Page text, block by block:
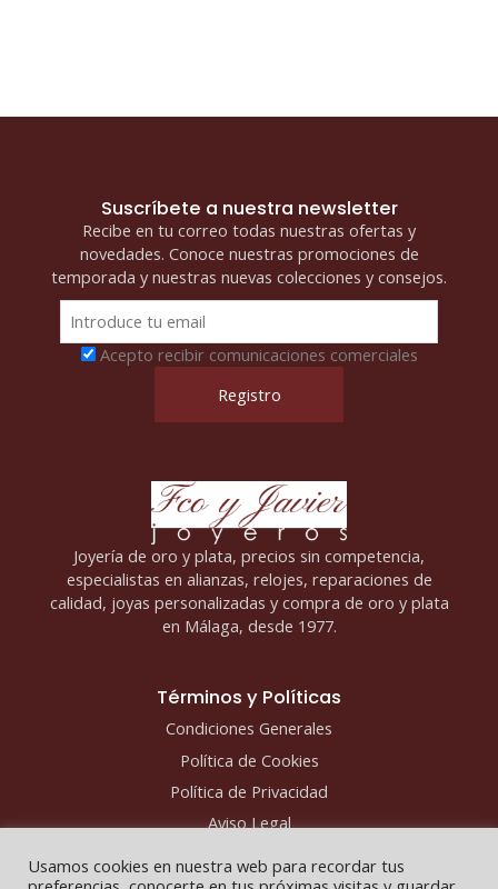
Suscríbete a nuestra newsletter
Recibe en tu correo todas nuestras ofertas y
novedades. Conoce nuestras promociones de
temporada y nuestras nuevas colecciones y consejos.
Acepto recibir comunicaciones comerciales
Joyería de oro y plata, precios sin competencia,
especialistas en alianzas, relojes, reparaciones de
calidad, joyas personalizadas y compra de oro y plata
en Málaga, desde 1977.
Términos y Políticas
Condiciones Generales
Política de Cookies
Política de Privacidad
Aviso Legal
Usamos cookies en nuestra web para recordar tus